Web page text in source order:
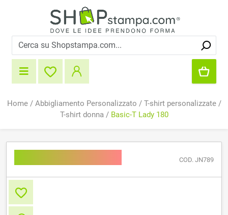
Home/ Abbigliamento Personalizzato / T-shirt personalizzate/
T-shirt donna/ Basic-T Lady 180
COD. JN789